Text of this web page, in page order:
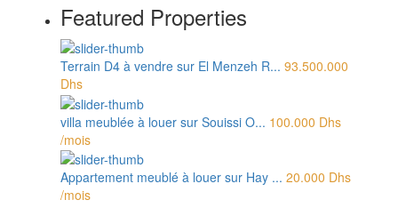
Featured Properties
Terrain D4 à vendre sur El Menzeh R... 93.500.000
Dhs
villa meublée à louer sur Souissi O... 100.000 Dhs
/mois
Appartement meublé à louer sur Hay ... 20.000 Dhs
/mois